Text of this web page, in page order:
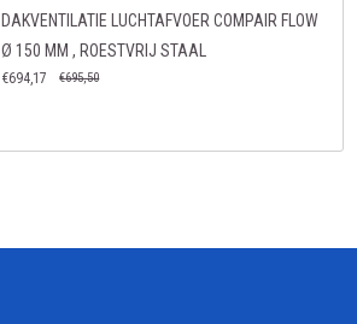
DAKVENTILATIE LUCHTAFVOER COMPAIR FLOW
Ø 150 MM , ROESTVRIJ STAAL
€694,17 €695,50